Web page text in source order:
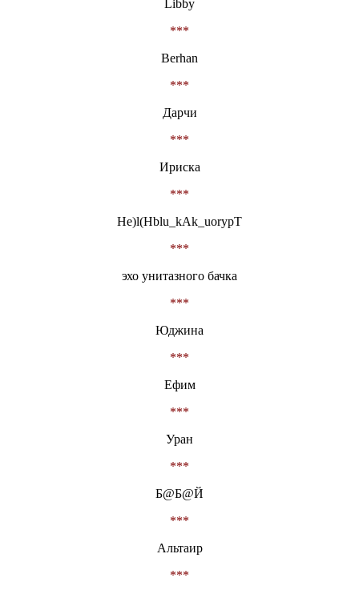
Libby
***
Berhan
***
Дарчи
***
Ириска
***
He)l(Hblu_kAk_uorypT
***
эхо унитазного бачка
***
Юджина
***
Ефим
***
Уран
***
Б@Б@Й
***
Альтаир
***